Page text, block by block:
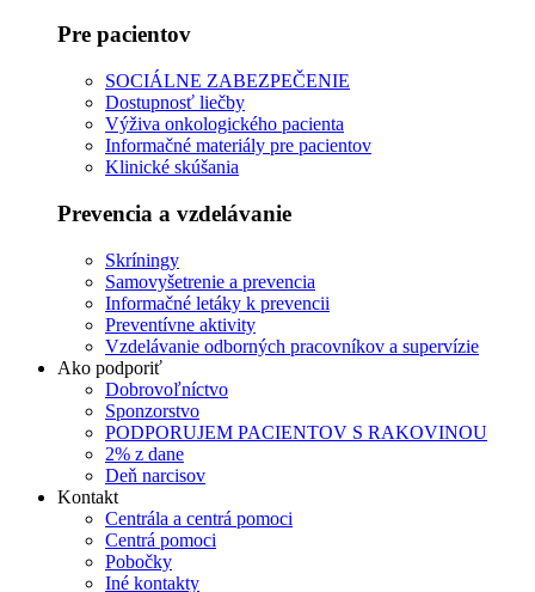
Pre pacientov
SOCIÁLNE ZABEZPEČENIE
Dostupnosť liečby
Výživa onkologického pacienta
Informačné materiály pre pacientov
Klinické skúšania
Prevencia a vzdelávanie
Skríningy
Samovyšetrenie a prevencia
Informačné letáky k prevencii
Preventívne aktivity
Vzdelávanie odborných pracovníkov a supervízie
Ako podporiť
Dobrovoľníctvo
Sponzorstvo
PODPORUJEM PACIENTOV S RAKOVINOU
2% z dane
Deň narcisov
Kontakt
Centrála a centrá pomoci
Centrá pomoci
Pobočky
Iné kontakty